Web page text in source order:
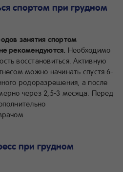
спортом при грудном
занятия спортом
рекомендуются. Необходимо
восстановиться. Активную
можно начинать спустя 6-
родоразрешения, а после
через 2,5-3 месяца. Перед
при грудном